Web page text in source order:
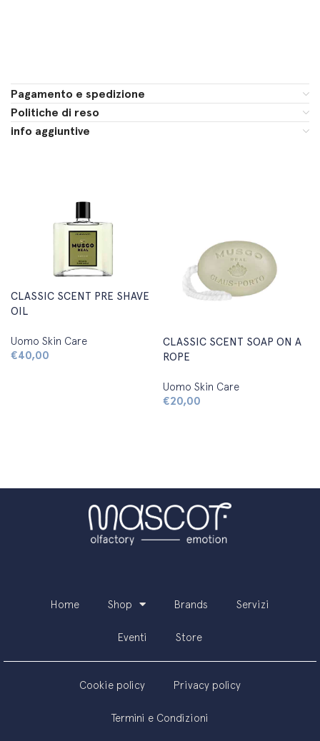
Pagamento e spedizione
Politiche di reso
info aggiuntive
CLASSIC SCENT PRE SHAVE
OIL
Uomo Skin Care
€40,00
CLASSIC SCENT SOAP ON A
ROPE
Uomo Skin Care
€20,00
Home Shop Brands Servizi
Eventi Store
Cookie policy Privacy policy
Termini e Condizioni